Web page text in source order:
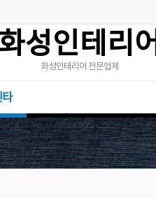
성인테리어
화성인테리어 전문업체